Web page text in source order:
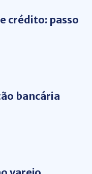
crédito: passo
bancária